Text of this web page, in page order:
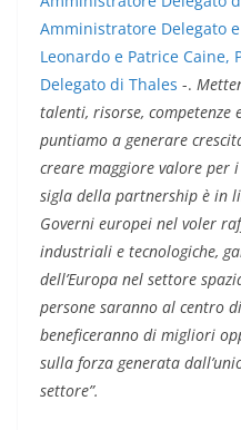
Amministratore Delegato
Leonardo e Patrice
Delegato di Thales -.
talenti, risorse, competenze
puntiamo a generare
creare maggiore valore per
sigla della partnership è in
Governi europei nel voler
industriali e tecnologiche,
dell’Europa nel settore
persone saranno al centro
beneficeranno di migliori
sulla forza generata
settore”.